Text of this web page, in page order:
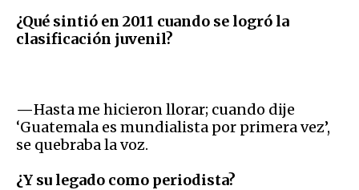
¿Qué sintió en 2011 cuando se logró la
clasificación juvenil?
—Hasta me hicieron llorar; cuando dije
‘Guatemala es mundialista por primera vez’,
se quebraba la voz.
¿Y su legado como periodista?